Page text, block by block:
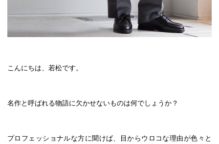
こんにちは、若松です。
名作と呼ばれる物語に欠かせないものは何でしょうか？
プロフェッショナルな方に聞けば、目からウロコな理由が色々と